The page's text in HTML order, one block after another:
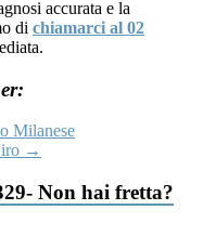
accurata e la
di chiamarci al 02
Milanese
→
Non hai fretta?